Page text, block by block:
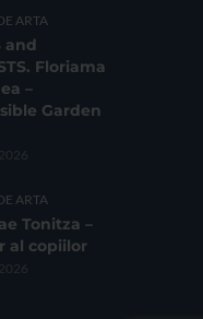
ARTA
and
Floriama
–
Garden
ARTA
Tonitza –
al copiilor